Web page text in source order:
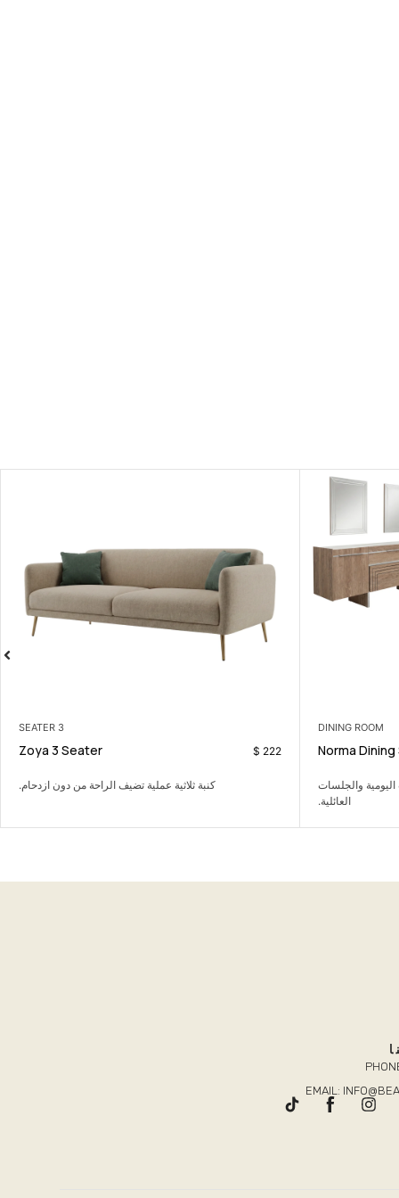
3 SEATER
Zoya 3 Seater
من دون ازدحام.
ARMCHAIRS
Camilia Armchair 220
كرسي جانبي مريح يضيف لمسة دافئة وعصرية بسيطة.
EMAIL: